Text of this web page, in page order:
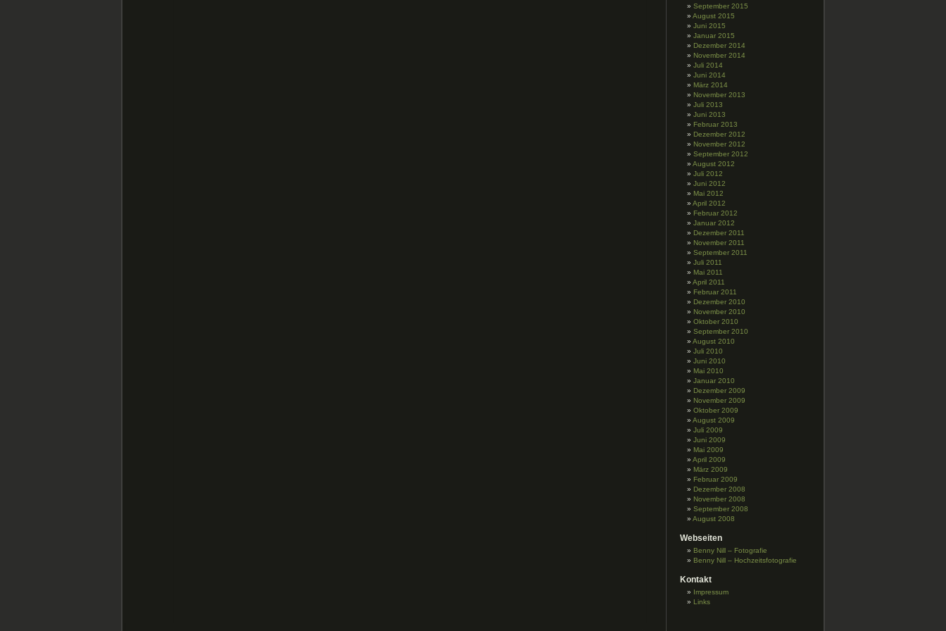
September 2015
August 2015
Juni 2015
Januar 2015
Dezember 2014
November 2014
Juli 2014
Juni 2014
März 2014
November 2013
Juli 2013
Juni 2013
Februar 2013
Dezember 2012
November 2012
September 2012
August 2012
Juli 2012
Juni 2012
Mai 2012
April 2012
Februar 2012
Januar 2012
Dezember 2011
November 2011
September 2011
Juli 2011
Mai 2011
April 2011
Februar 2011
Dezember 2010
November 2010
Oktober 2010
September 2010
August 2010
Juli 2010
Juni 2010
Mai 2010
Januar 2010
Dezember 2009
November 2009
Oktober 2009
August 2009
Juli 2009
Juni 2009
Mai 2009
April 2009
März 2009
Februar 2009
Dezember 2008
November 2008
September 2008
August 2008
Webseiten
Benny Nill – Fotografie
Benny Nill – Hochzeitsfotografie
Kontakt
Impressum
Links